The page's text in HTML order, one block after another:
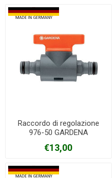
Raccordo di regolazione
976-50 GARDENA
€13,00